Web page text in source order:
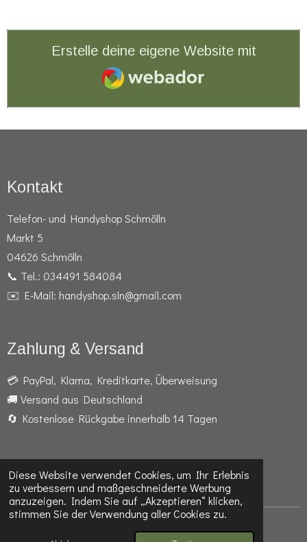
Diese Website verwendet Cookies, um Ihr Erlebnis
zu verbessern und maßgeschneiderte Werbung
anzuzeigen. Indem Sie auf „Akzeptieren“ klicken,
stimmen Sie der Verwendung aller Cookies zu.
Erstelle deine eigene Website mit
Webador
Kontakt
Telefon- und Handyshop Schmölln
Markt 5
04626 Schmölln
📞 Tel.: 034491 584084
✉️ E-Mail: handyshop.sln@gmail.com
Zahlung & Versand
💳 PayPal, Klarna, Kreditkarte, Überweisung
🚚 Versand aus Deutschland
🔄 Kostenlose Rückgabe innerhalb 14 Tagen
F
a
c
e
I
n
s
t
a
W
h
a
t
s
© 2024 - 2026 Telefon- und Handyshop Schmölln